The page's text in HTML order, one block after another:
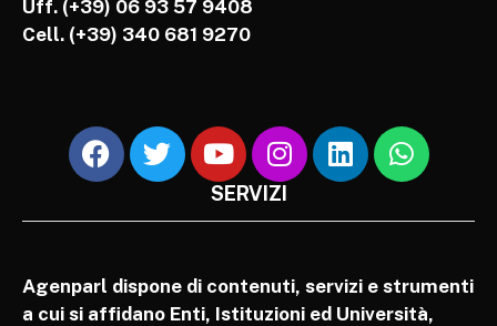
Uff. (+39) 06 93 57 9408
Cell. (+39) 340 681 9270
SERVIZI
Agenparl dispone di contenuti, servizi e strumenti
a cui si affidano Enti, Istituzioni ed Università,